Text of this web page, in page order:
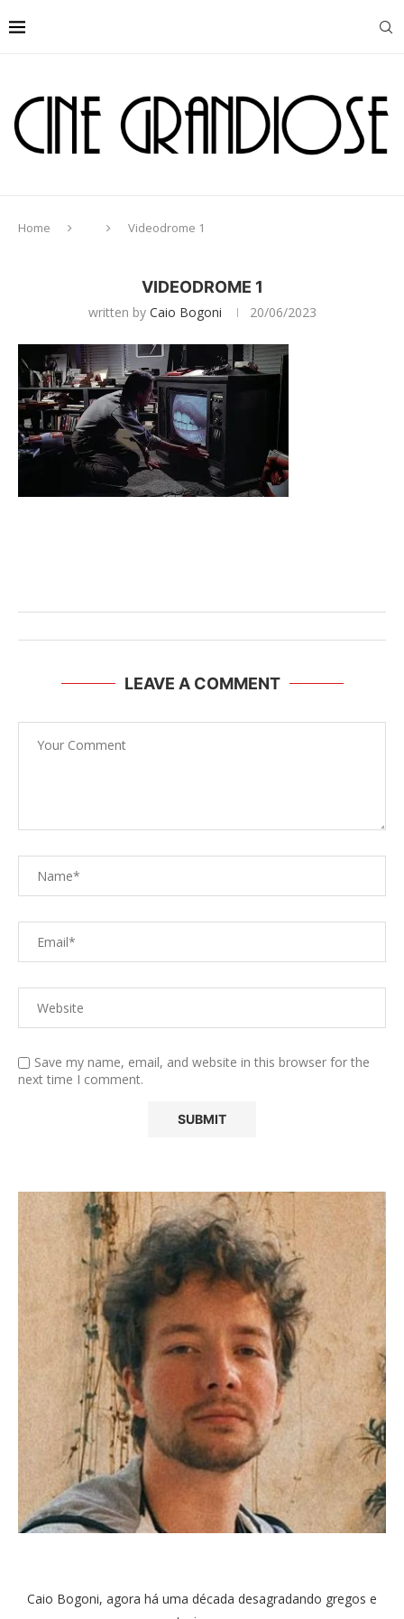
Home Videodrome 1
VIDEODROME 1
written by Caio Bogoni 20/06/2023
LEAVE A COMMENT
Save my name, email, and website in this browser for the
next time I comment.
Caio Bogoni, agora há uma década desagradando gregos e